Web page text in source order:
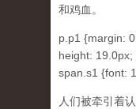
和鸡血。
p.p1 {margin:
height:
span.s1 {font:
人们被牵引着